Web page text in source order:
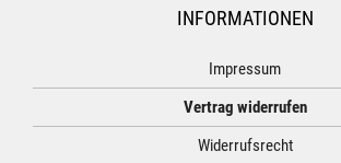
INFORMATIONEN
Impressum
Vertrag widerrufen
Widerrufsrecht